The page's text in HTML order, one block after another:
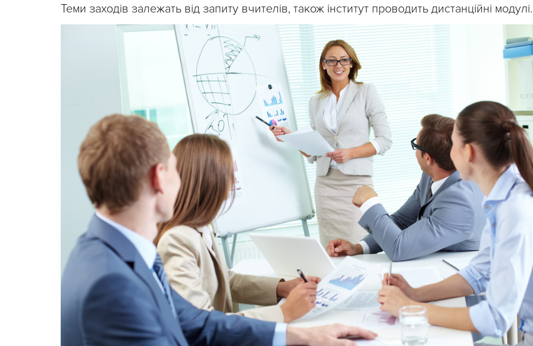
Теми заходів залежать від запиту вчителів, також інститут проводить дистанційні модулі.